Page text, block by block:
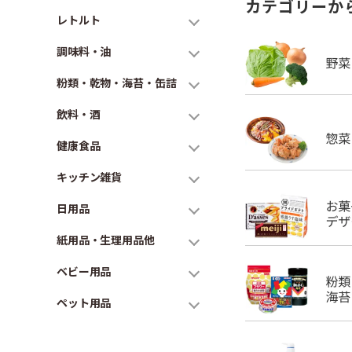
レトルト
調味料・油
粉類・乾物・海苔・缶詰
飲料・酒
健康食品
キッチン雑貨
日用品
紙用品・生理用品他
ベビー用品
ペット用品
カテゴリーか